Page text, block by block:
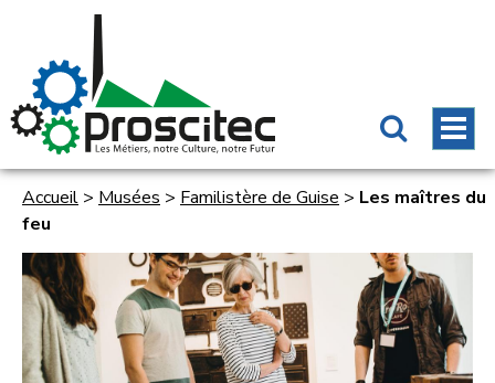
Accueil > Musées > Familistère de Guise > Les maîtres du
feu